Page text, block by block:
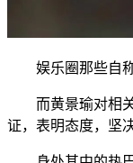
娱乐圈那些自称
而黄景瑜对相关
证，表明态度，坚